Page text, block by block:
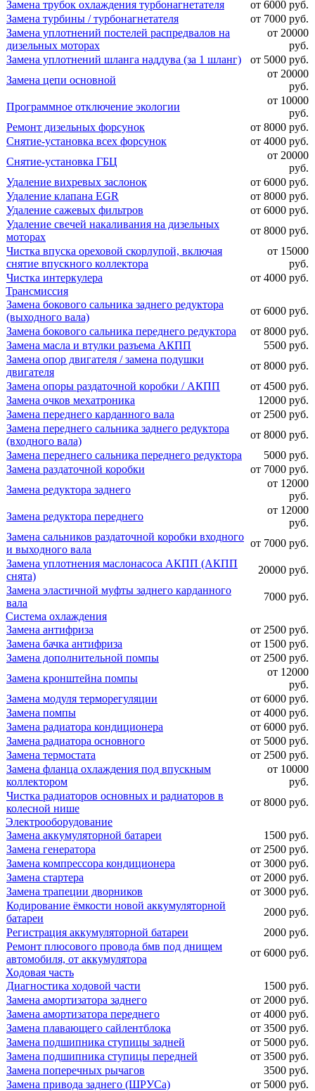
Замена трубок охлаждения турбонагнетателя
от 6000 руб.
Замена турбины / турбонагнетателя
от 7000 руб.
Замена уплотнений постелей распредвалов на
дизельных моторах
от 20000
руб.
Замена уплотнений шланга наддува (за 1 шланг)
от 5000 руб.
Замена цепи основной
от 20000
руб.
Программное отключение экологии
от 10000
руб.
Ремонт дизельных форсунок
от 8000 руб.
Снятие-установка всех форсунок
от 4000 руб.
Снятие-установка ГБЦ
от 20000
руб.
Удаление вихревых заслонок
от 6000 руб.
Удаление клапана EGR
от 8000 руб.
Удаление сажевых фильтров
от 6000 руб.
Удаление свечей накаливания на дизельных
моторах
от 8000 руб.
Чистка впуска ореховой скорлупой, включая
снятие впускного коллектора
от 15000
руб.
Чистка интеркулера
от 4000 руб.
Трансмиссия
Замена бокового сальника заднего редуктора
(выходного вала)
от 6000 руб.
Замена бокового сальника переднего редуктора
от 8000 руб.
Замена масла и втулки разъема АКПП
5500 руб.
Замена опор двигателя / замена подушки
двигателя
от 8000 руб.
Замена опоры раздаточной коробки / АКПП
от 4500 руб.
Замена очков мехатроника
12000 руб.
Замена переднего карданного вала
от 2500 руб.
Замена переднего сальника заднего редуктора
(входного вала)
от 8000 руб.
Замена переднего сальника переднего редуктора
5000 руб.
Замена раздаточной коробки
от 7000 руб.
Замена редуктора заднего
от 12000
руб.
Замена редуктора переднего
от 12000
руб.
Замена сальников раздаточной коробки входного
и выходного вала
от 7000 руб.
Замена уплотнения маслонасоса АКПП (АКПП
снята)
20000 руб.
Замена эластичной муфты заднего карданного
вала
7000 руб.
Система охлаждения
Замена антифриза
от 2500 руб.
Замена бачка антифриза
от 1500 руб.
Замена дополнительной помпы
от 2500 руб.
Замена кронштейна помпы
от 12000
руб.
Замена модуля терморегуляции
от 6000 руб.
Замена помпы
от 4000 руб.
Замена радиатора кондиционера
от 6000 руб.
Замена радиатора основного
от 5000 руб.
Замена термостата
от 2500 руб.
Замена фланца охлаждения под впускным
коллектором
от 10000
руб.
Чистка радиаторов основных и радиаторов в
колесной нише
от 8000 руб.
Электрооборудование
Замена аккумуляторной батареи
1500 руб.
Замена генератора
от 2500 руб.
Замена компрессора кондиционера
от 3000 руб.
Замена стартера
от 2000 руб.
Замена трапеции дворников
от 3000 руб.
Кодирование ёмкости новой аккумуляторной
батареи
2000 руб.
Регистрация аккумуляторной батареи
2000 руб.
Ремонт плюсового провода бмв под днищем
автомобиля, от аккумулятора
от 6000 руб.
Ходовая часть
Диагностика ходовой части
1500 руб.
Замена амортизатора заднего
от 2000 руб.
Замена амортизатора переднего
от 4000 руб.
Замена плавающего сайлентблока
от 3500 руб.
Замена подшипника ступицы задней
от 5000 руб.
Замена подшипника ступицы передней
от 3500 руб.
Замена поперечных рычагов
3500 руб.
Замена привода заднего (ШРУСа)
от 5000 руб.